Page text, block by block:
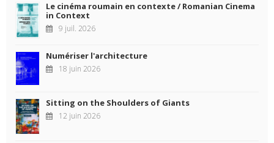
Le cinéma roumain en contexte / Romanian Cinema
in Context
9 juil. 2026
Numériser l'architecture
18 juin 2026
Sitting on the Shoulders of Giants
12 juin 2026